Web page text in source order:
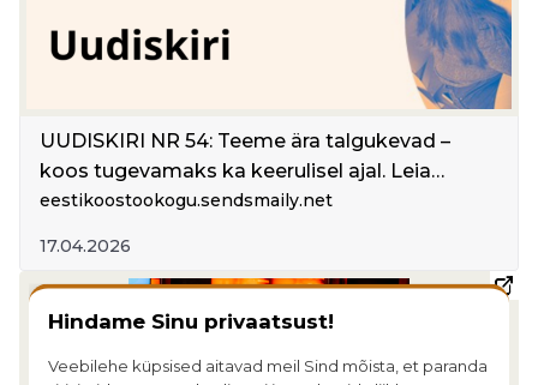
UUDISKIRI NR 54: Teeme ära talgukevad –
koos tugevamaks ka keerulisel ajal. Leia
oma dialoogiring, aruteluringid toimuvad üle
kasuta neid. Rahvaalgatus.ee märtsikuus
2026 . Palju päevakajalist.
eestikoostookogu.sendsmaily.net
17.04.2026
Hindame Sinu privaatsust!
Veebilehe küpsised aitavad meil Sind mõista, et paranda